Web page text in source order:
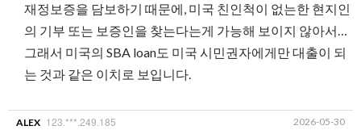
재정보증을 담보하기 때문에, 미국 친인척이 없는한 현지인
의 기부 또는 보증인을 찾는다는게 가능해 보이지 않아서…
그래서 미국의 SBA loan도 미국 시민권자에게만 대출이 되
는 것과 같은 이치로 보입니다.
ALEX 123.***.249.185 2026-05-30